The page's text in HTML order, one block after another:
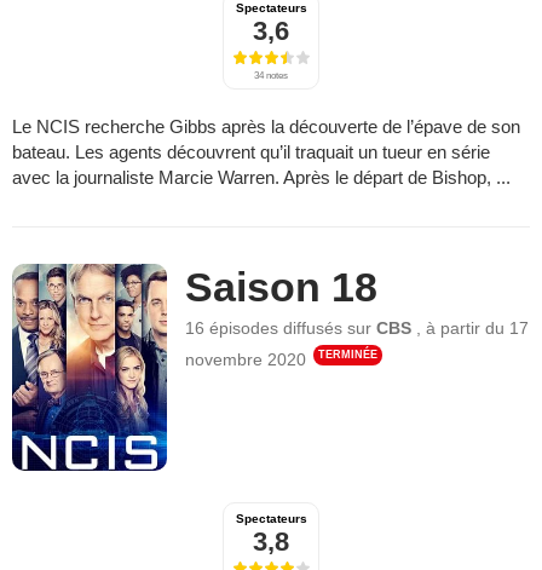
Spectateurs
3,6
34 notes
Le NCIS recherche Gibbs après la découverte de l’épave de son
bateau. Les agents découvrent qu’il traquait un tueur en série
avec la journaliste Marcie Warren. Après le départ de Bishop, ...
Saison 18
16 épisodes diffusés surCBS ,à partir du 17
novembre 2020
TERMINÉE
Spectateurs
3,8